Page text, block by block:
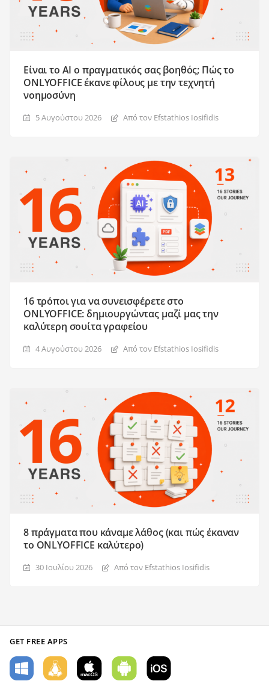
Είναι το AI ο πραγματικός σας βοηθός; Πώς το
ONLYOFFICE έκανε φίλους με την τεχνητή
νοημοσύνη
5 Αυγούστου 2026 Από τον Efstathios Iosifidis
16 τρόποι για να συνεισφέρετε στο
ONLYOFFICE: δημιουργώντας μαζί μας την
καλύτερη σουίτα γραφείου
4 Αυγούστου 2026 Από τον Efstathios Iosifidis
8 πράγματα που κάναμε λάθος (και πώς έκαναν
το ONLYOFFICE καλύτερο)
30 Ιουλίου 2026 Από τον Efstathios Iosifidis
GET FREE APPS